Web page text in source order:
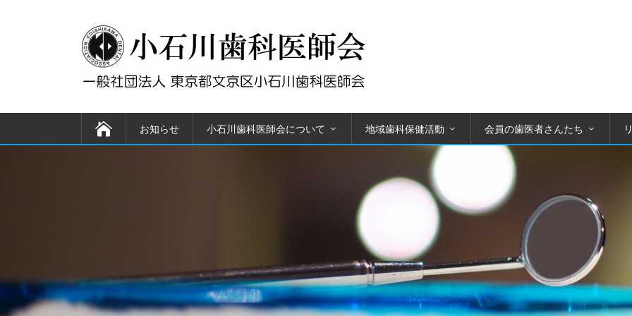
お知らせ 小石川歯科医師会について 地域歯科保健活動 会員の歯医者さんたち